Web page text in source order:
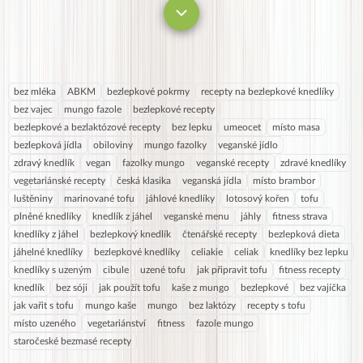
bez mléka ABKM bezlepkové pokrmy
recepty na bezlepkové knedlíky
bez vajec
mungo fazole
bezlepkové recepty
bezlepkové a bezlaktózové recepty
bez lepku umeocet
místo masa
bezlepková jídla
obiloviny mungo fazolky
veganské jídlo
zdravý knedlík
vegan fazolky mungo veganské recepty
zdravé knedlíky
vegetariánské recepty
česká klasika veganská jídla
místo brambor
luštěniny
marinované tofu jáhlové knedlíky lotosový kořen
tofu
plněné knedlíky
knedlík z jáhel veganské menu jáhly
fitness strava
knedlíky z jáhel
bezlepkový knedlík čtenářské recepty
bezlepková dieta
jáhelné knedlíky
bezlepkové knedlíky celiakie celiak
knedlíky bez lepku
knedlíky s uzeným
cibule uzené tofu jak připravit tofu
fitness recepty
knedlík
bez sóji jak použít tofu kaše z mungo bezlepkové
bez vajíčka
jak vařit s tofu
mungo kaše mungo bez laktózy
recepty s tofu
místo uzeného
vegetariánství fitness
fazole mungo
staročeské bezmasé recepty